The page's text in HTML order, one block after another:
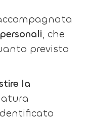
, che
previsto
la